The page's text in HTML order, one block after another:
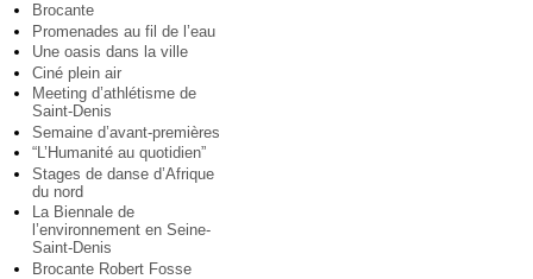
Brocante
Promenades au fil de l’eau
Une oasis dans la ville
Ciné plein air
Meeting d’athlétisme de
Saint-Denis
Semaine d’avant-premières
“L’Humanité au quotidien”
Stages de danse d’Afrique
du nord
La Biennale de
l’environnement en Seine-
Saint-Denis
Brocante Robert Fosse